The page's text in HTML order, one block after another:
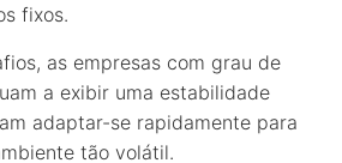
fixos.
as empresas com grau de
a exibir uma estabilidade
adaptar-se rapidamente para
tão volátil.